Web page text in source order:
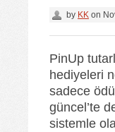
by KK on
PinUp
hediyeleri
sadece
güncel’te
sistemle